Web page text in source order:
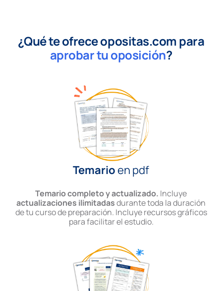
¿Qué te ofrece opositas.com para
aprobar tu oposición?
Temario en pdf
Temario completo y actualizado. Incluye
actualizaciones ilimitadasdurante toda la duración
de tu curso de preparación. Incluye recursos gráficos
para facilitar el estudio.